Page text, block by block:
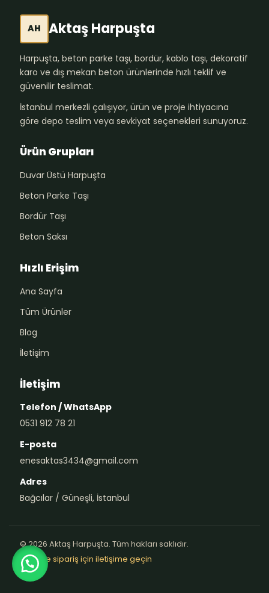
AH Aktaş Harpuşta
Harpuşta, beton parke taşı, bordür, kablo taşı, dekoratif
karo ve dış mekan beton ürünlerinde hızlı teklif ve
güvenilir teslimat.
İstanbul merkezli çalışıyor, ürün ve proje ihtiyacına
göre depo teslim veya sevkiyat seçenekleri sunuyoruz.
Ürün Grupları
Duvar Üstü Harpuşta
Beton Parke Taşı
Bordür Taşı
Beton Saksı
Hızlı Erişim
Ana Sayfa
Tüm Ürünler
Blog
İletişim
İletişim
Telefon / WhatsApp
0531 912 78 21
E-posta
enesaktas3434@gmail.com
Adres
Bağcılar / Güneşli, İstanbul
© 2026 Aktaş Harpuşta. Tüm hakları saklıdır.
Teklif ve sipariş için iletişime geçin